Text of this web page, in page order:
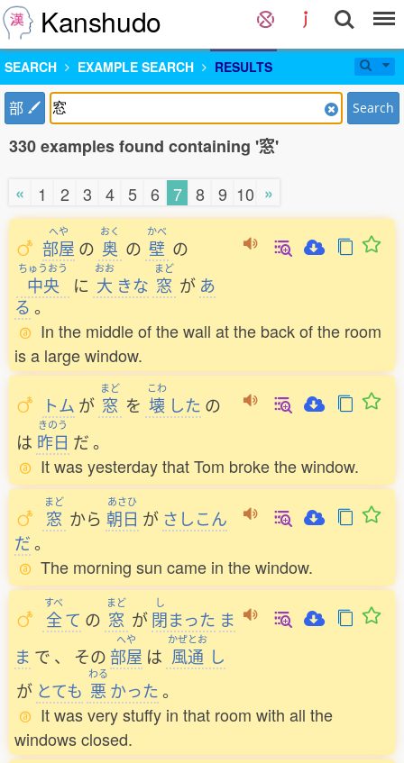
Kanshudo
SEARCH EXAMPLE SEARCH RESULTS
部 Search
330 examples found containing '窓'
« 1 2 3 4 5 6 7 8 9 10 »
へや
部屋 の
おく
奥 の
かべ
壁 の
ちゅうおう
中央 に
おお
大 きな
まど
窓 が あ
る 。
In the middle of the wall at the back of the room
is a large window.
トム が
まど
窓 を
こわ
壊 した の
は
きのう
昨日 だ。
It was yesterday that Tom broke the window.
まど
窓 から
あさひ
朝日 が さしこん
だ。
The morning sun came in the window.
すべ
全て の
まど
窓 が
し
閉まった ま
ま で 、 その
へや
部屋 は
かぜとお
風通 し
が とても
わる
悪 かった。
It was very stuffy in that room with all the
windows closed.